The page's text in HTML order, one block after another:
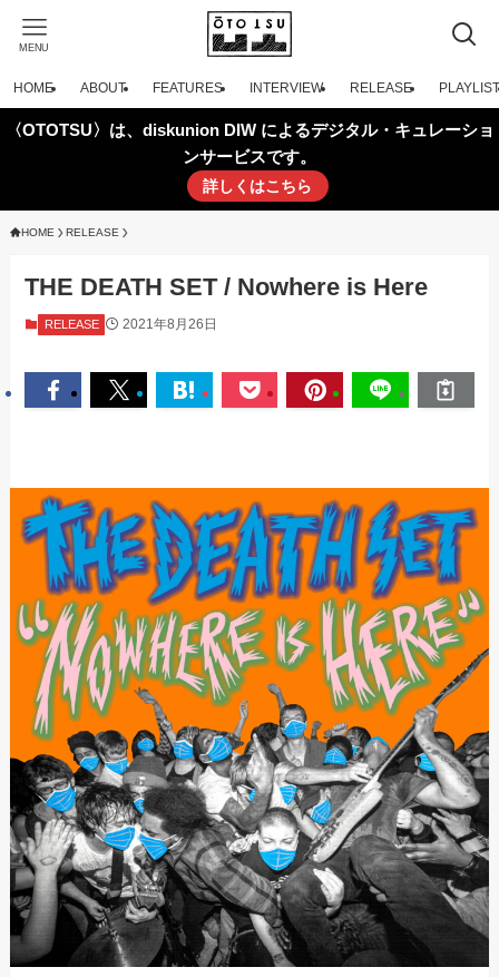
MENU
HOME ABOUT FEATURES INTERVIEW RELEASE PLAYLIST
〈OTOTSU〉は、diskunion DIW によるデジタル・キュレーショ
ンサービスです。
詳しくはこちら
HOME RELEASE
THE DEATH SET / Nowhere is Here
RELEASE 2021年8月26日